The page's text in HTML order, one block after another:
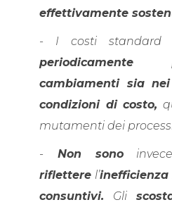
effettivamente
- I costi standard
periodicamente
cambiamenti sia
condizioni di costo,
mutamenti dei
- Non sono
riflettere l’
consuntivi. Gli